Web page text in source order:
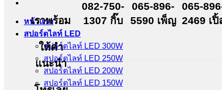
หน้าแรก
สปอร์ตไลท์ LED
สปอร์ตไลท์ LED 300W
สปอร์ตไลท์ LED 250W
สปอร์ตไลท์ LED 200W
สปอร์ตไลท์ LED 150W
เราพร้อม
ให้คำ
แนะนำ
082-750-
1307 กิ๊บ
065-896-
5590 เพ็ญ
065-
2469 เปิ้